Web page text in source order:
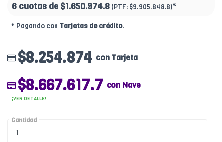
6 cuotas de $1.650.974.8 (PTF: $9.905.848.8)*
* Pagando con Tarjetas de crédito.
$8.254.874 con Tarjeta
$8.667.617.7 con Nave
¡VER DETALLE!
Cantidad